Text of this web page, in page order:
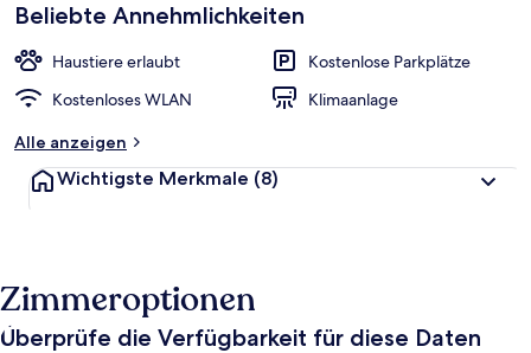
Beliebte Annehmlichkeiten
Haustiere erlaubt
Kostenlose Parkplätze
Kostenloses WLAN
Klimaanlage
Alle anzeigen
Wichtigste Merkmale (8)
Zimmeroptionen
Überprüfe die Verfügbarkeit für diese Daten